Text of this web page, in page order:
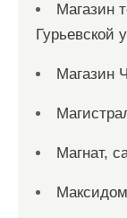
Магазин
Гурьевской
Магазин
Магнат,
Максидом